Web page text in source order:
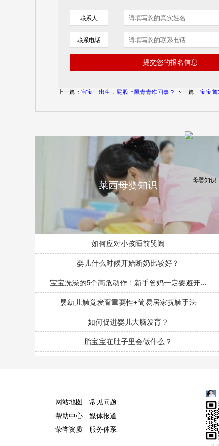
联系人
联系电话
上一篇： 宝宝一出生，屁股上黑青青咋回事？ 下一篇： 宝宝首
莱西母婴知识
如何应对小孩睡前哭闹
婴儿什么时候开始断奶比较好？
宝宝洗澡的5个高危动作！新手爸妈一定要避开...
婴幼儿触觉发育重要性+简易居家抚触手法
如何促进婴儿大脑发育？
胎宝宝在肚子里会做什么？
网站地图
常见问题
帮助中心
媒体报道
荣誉资质
服务体系